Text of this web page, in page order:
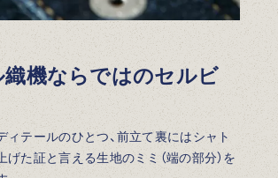
機ならではのセルビ
ィテールのひとつ、前立て裏にはシャト
げた証と言える生地のミミ（端の部分）を